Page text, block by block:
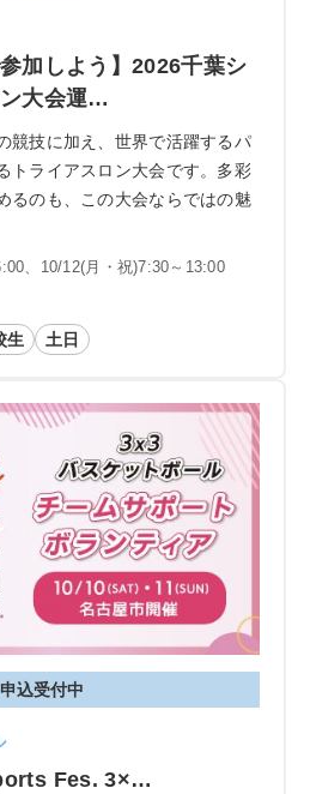
加しよう】2026千葉シ
大会運…
競技に加え、世界で活躍するパ
トライアスロン大会です。多彩
るのも、この大会ならではの魅
、10/12(月・祝)7:30～13:00
生 土日
申込受付中
Fes. 3×…